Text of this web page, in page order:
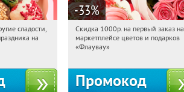
Получили:
сладости,
на
-33%
15:34:21 Получили:
Россия
Скидка 1000р. на первый заказ на
маркетплейсе цветов и подарков
«Флаувау»
Промокод